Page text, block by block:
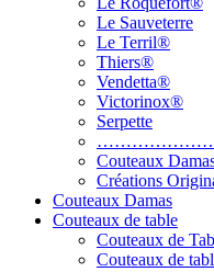
Le Sauveterre
Le Terril®
Thiers®
Vendetta®
Victorinox®
Serpette
Couteaux
Créations
Couteaux Damas
Couteaux de table
Couteaux de
Couteaux de